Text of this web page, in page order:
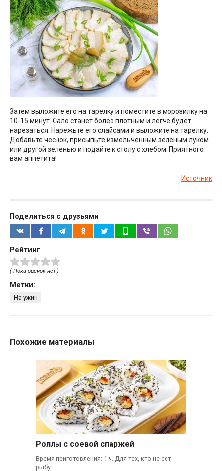
Затем выложите его на тарелку и поместите в морозилку на
10-15 минут. Сало станет более плотным и легче будет
нарезаться. Нарежьте его слайсами и выложите на тарелку.
Добавьте чеснок, присыпьте измельченным зеленым луком
или другой зеленью и подайте к столу с хлебом. Приятного
вам аппетита!
Источник
Поделиться с друзьями
Рейтинг
( Пока оценок нет )
Метки:
На ужин
Похожие материалы
Роллы с соевой спаржей
Время приготовления: 1 ч. Для тех, кто не ест
рыбу